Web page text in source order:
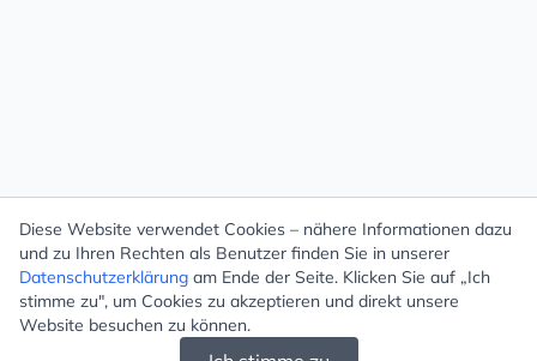
Diese Website verwendet Cookies – nähere Informationen dazu
und zu Ihren Rechten als Benutzer finden Sie in unserer
Datenschutzerklärung am Ende der Seite. Klicken Sie auf „Ich
stimme zu", um Cookies zu akzeptieren und direkt unsere
Website besuchen zu können.